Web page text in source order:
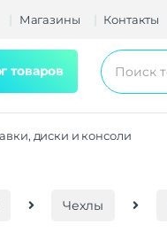
Магазины Контакты
товаров
диски и консоли
Чехлы